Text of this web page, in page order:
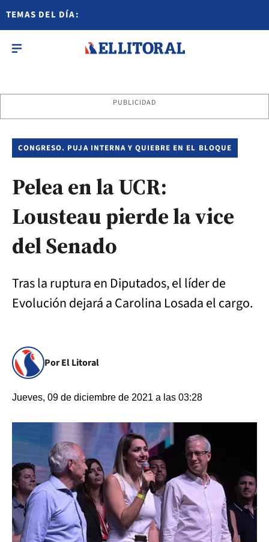
TEMAS DEL DÍA:
PUBLICIDAD
CONGRESO. PUJA INTERNA Y QUIEBRE EN EL BLOQUE
Pelea en la UCR:
Lousteau pierde la vice
del Senado
Tras la ruptura en Diputados, el líder de
Evolución dejará a Carolina Losada el cargo.
Por El Litoral
Jueves, 09 de diciembre de 2021 a las 03:28